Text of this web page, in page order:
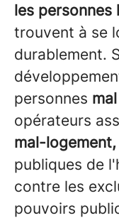
les personnes
trouvent à se
durablement.
personnes
opérateurs
mal-logement,
publiques de
contre les
pouvoirs